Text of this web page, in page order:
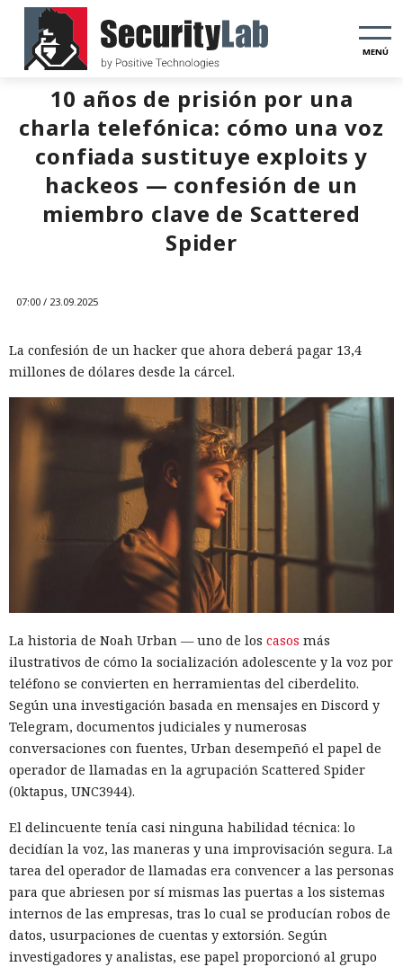
MENÚ
10 años de prisión por una
charla telefónica: cómo una voz
confiada sustituye exploits y
hackeos — confesión de un
miembro clave de Scattered
Spider
07:00 / 23.09.2025
La confesión de un hacker que ahora deberá pagar 13,4
millones de dólares desde la cárcel.
La historia de Noah Urban — uno de los casos más
ilustrativos de cómo la socialización adolescente y la voz por
teléfono se convierten en herramientas del ciberdelito.
Según una investigación basada en mensajes en Discord y
Telegram, documentos judiciales y numerosas
conversaciones con fuentes, Urban desempeñó el papel de
operador de llamadas en la agrupación Scattered Spider
(0ktapus, UNC3944).
El delincuente tenía casi ninguna habilidad técnica: lo
decidían la voz, las maneras y una improvisación segura. La
tarea del operador de llamadas era convencer a las personas
para que abriesen por sí mismas las puertas a los sistemas
internos de las empresas, tras lo cual se producían robos de
datos, usurpaciones de cuentas y extorsión. Según
investigadores y analistas, ese papel proporcionó al grupo